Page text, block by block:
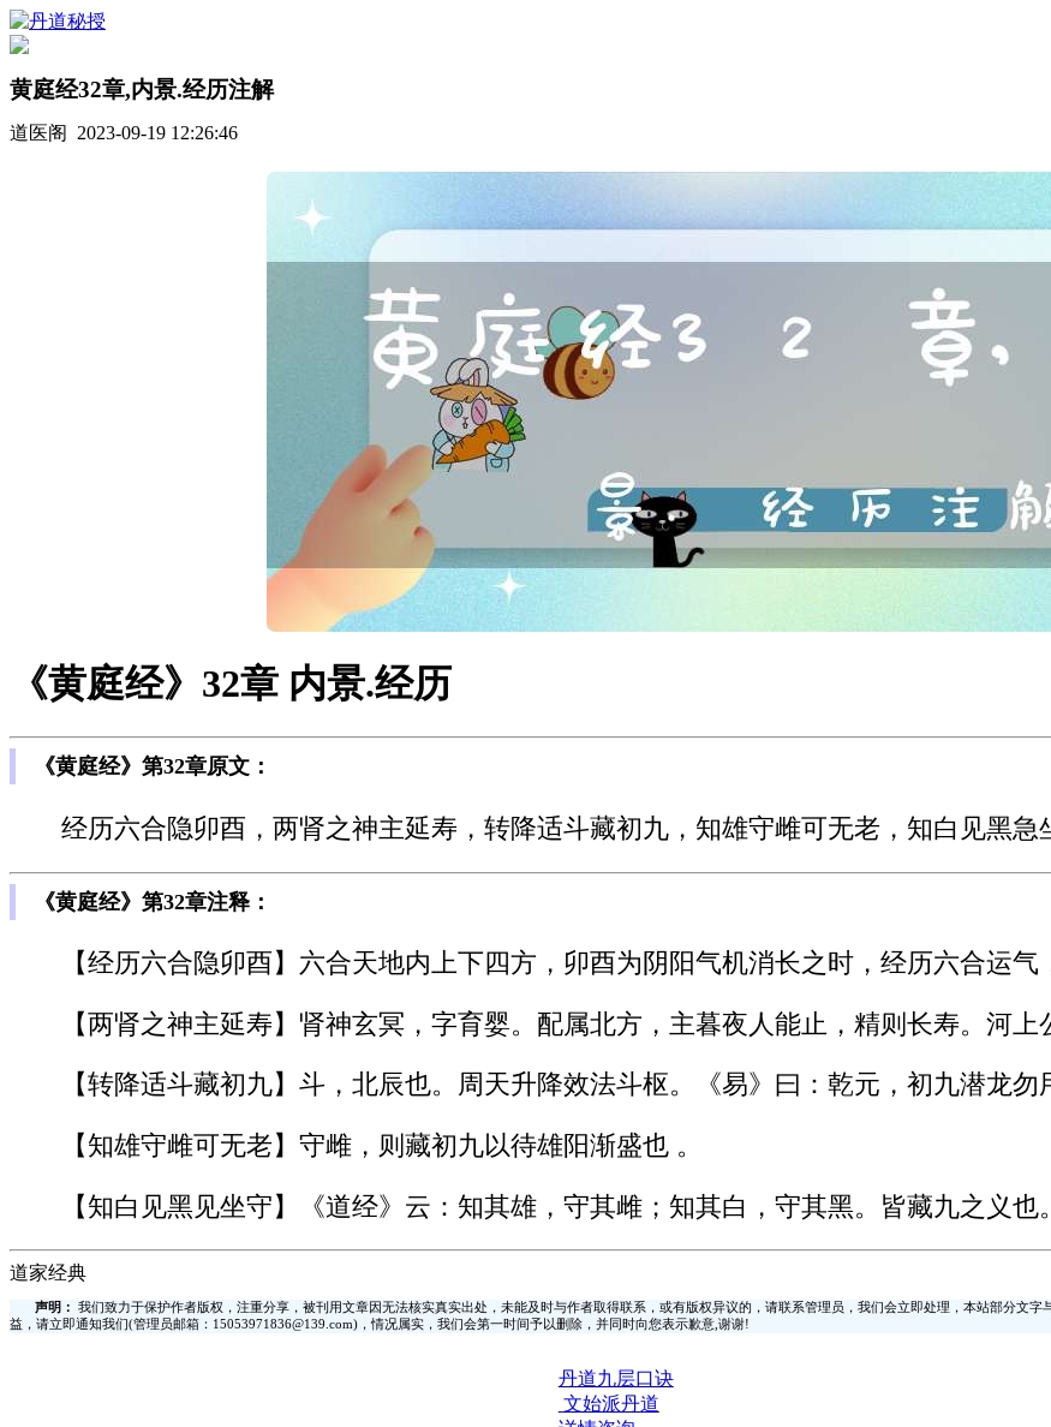
黄庭经32章,内景.经历注解
道医阁 2023-09-19 12:26:46
《黄庭经》32章 内景.经历
《黄庭经》第32章原文：
经历六合隐卯酉，两肾之神主延寿，转降适斗藏初九，知雄守雌可无老，知白见黑急
《黄庭经》第32章注释：
【经历六合隐卯酉】六合天地内上下四方，卯酉为阴阳气机消长之时，经历六合运气
【两肾之神主延寿】肾神玄冥，字育婴。配属北方，主暮夜人能止，精则长寿。河上
【转降适斗藏初九】斗，北辰也。周天升降效法斗枢。《易》曰：乾元，初九潜龙勿
【知雄守雌可无老】守雌，则藏初九以待雄阳渐盛也 。
【知白见黑见坐守】《道经》云：知其雄，守其雌；知其白，守其黑。皆藏九之义也
道家经典
声明：
我们致力于保护作者版权，注重分享，被刊用文章因无法核实真实出处，未能及时与作者取得联系，或有版权异议的，请联系管理员，我们会立即处理，本站部分文
益，请立即通知我们(管理员邮箱：15053971836@139.com)，情况属实，我们会第一时间予以删除，并同时向您表示歉意,谢谢!
丹道九层口诀
文始派丹道